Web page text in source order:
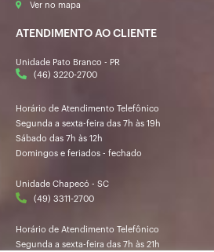
Ver no mapa
ATENDIMENTO AO CLIENTE
Unidade Pato Branco - PR
(46) 3220-2700
Horário de Atendimento Telefônico
Segunda a sexta-feira das 7h às 19h
Sábado das 7h às 12h
Domingos e feriados - fechado
Unidade Chapecó - SC
(49) 3311-2700
Horário de Atendimento Telefônico
Segunda a sexta-feira das 7h às 21h